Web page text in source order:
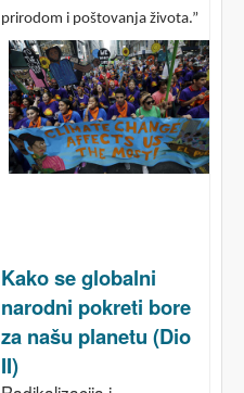
prirodom i poštovanja života.”
Kako se globalni
narodni pokreti bore
za našu planetu (Dio
II)